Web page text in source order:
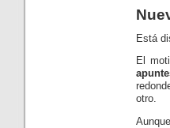
Está
El
otro.